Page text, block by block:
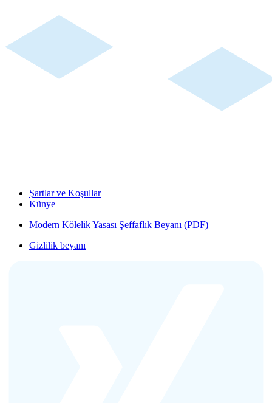
Şartlar ve Koşullar
Künye
Modern Kölelik Yasası Şeffaflık Beyanı (PDF)
Gizlilik beyanı